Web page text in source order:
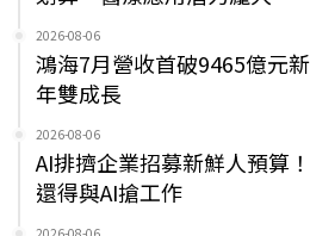
2026-08-06
鴻海7月營收首破9465億元
年雙成長
2026-08-06
AI排擠企業招募新鮮人預算
還得與AI搶工作